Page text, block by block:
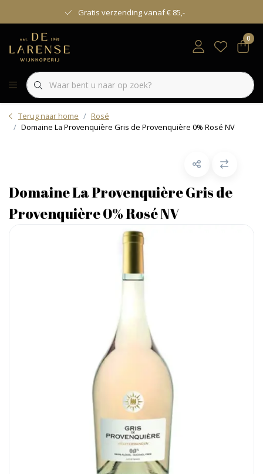
Gratis verzending vanaf € 85,-
0
Terug naar home
Rosé
Domaine La Provenquière Gris de Provenquière 0% Rosé NV
Domaine La Provenquière Gris de
Provenquière 0% Rosé NV